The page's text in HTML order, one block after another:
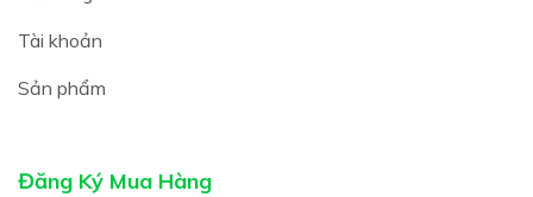
Tài khoản
Sản phẩm
Đăng Ký Mua Hàng